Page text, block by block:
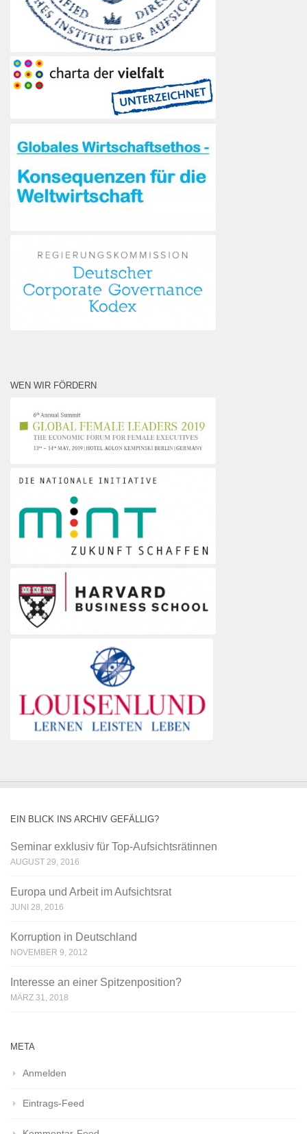
WEN WIR FÖRDERN
EIN BLICK INS ARCHIV GEFÄLLIG?
Seminar exklusiv für Top-Aufsichtsrätinnen
AUGUST 29, 2016
Europa und Arbeit im Aufsichtsrat
JUNI 28, 2016
Korruption in Deutschland
NOVEMBER 9, 2012
Interesse an einer Spitzenposition?
MÄRZ 31, 2018
META
Anmelden
Eintrags-Feed